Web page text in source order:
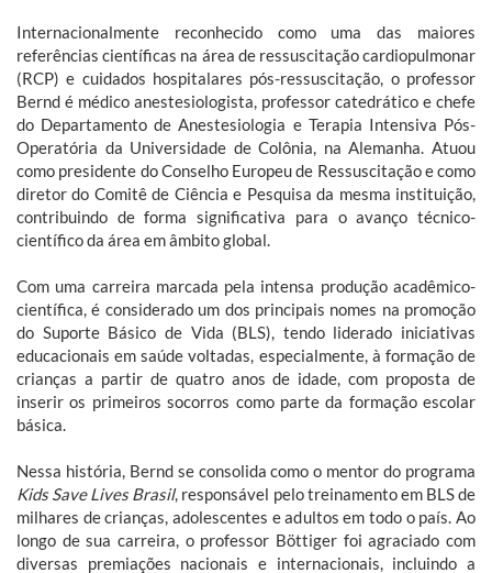
Internacionalmente reconhecido como uma das maiores
referências científicas na área de ressuscitação cardiopulmonar
(RCP) e cuidados hospitalares pós-ressuscitação, o professor
Bernd é médico anestesiologista, professor catedrático e chefe
do Departamento de Anestesiologia e Terapia Intensiva Pós-
Operatória da Universidade de Colônia, na Alemanha. Atuou
como presidente do Conselho Europeu de Ressuscitação e como
diretor do Comitê de Ciência e Pesquisa da mesma instituição,
contribuindo de forma significativa para o avanço técnico-
científico da área em âmbito global.
Com uma carreira marcada pela intensa produção acadêmico-
científica, é considerado um dos principais nomes na promoção
do Suporte Básico de Vida (BLS), tendo liderado iniciativas
educacionais em saúde voltadas, especialmente, à formação de
crianças a partir de quatro anos de idade, com proposta de
inserir os primeiros socorros como parte da formação escolar
básica.
Nessa história, Bernd se consolida como o mentor do programa
Kids Save Lives Brasil, responsável pelo treinamento em BLS de
milhares de crianças, adolescentes e adultos em todo o país. Ao
longo de sua carreira, o professor Böttiger foi agraciado com
diversas premiações nacionais e internacionais, incluindo a